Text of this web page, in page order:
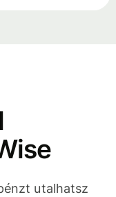
utalhatsz